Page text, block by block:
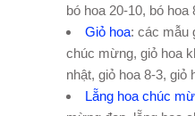
bó hoa 20-10, bó hoa
Giỏ hoa: các mẫu
chúc mừng, giỏ hoa
nhật, giỏ hoa 8-3, giỏ
Lẵng hoa chúc